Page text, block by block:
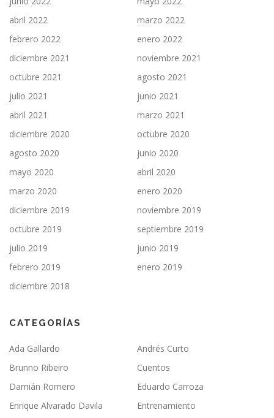
abril 2022
marzo 2022
febrero 2022
enero 2022
diciembre 2021
noviembre 2021
octubre 2021
agosto 2021
julio 2021
junio 2021
abril 2021
marzo 2021
diciembre 2020
octubre 2020
agosto 2020
junio 2020
mayo 2020
abril 2020
marzo 2020
enero 2020
diciembre 2019
noviembre 2019
octubre 2019
septiembre 2019
julio 2019
junio 2019
febrero 2019
enero 2019
diciembre 2018
CATEGORÍAS
Ada Gallardo
Andrés Curto
Brunno Ribeiro
Cuentos
Damián Romero
Eduardo Carroza
Enrique Alvarado Davila
Entrenamiento